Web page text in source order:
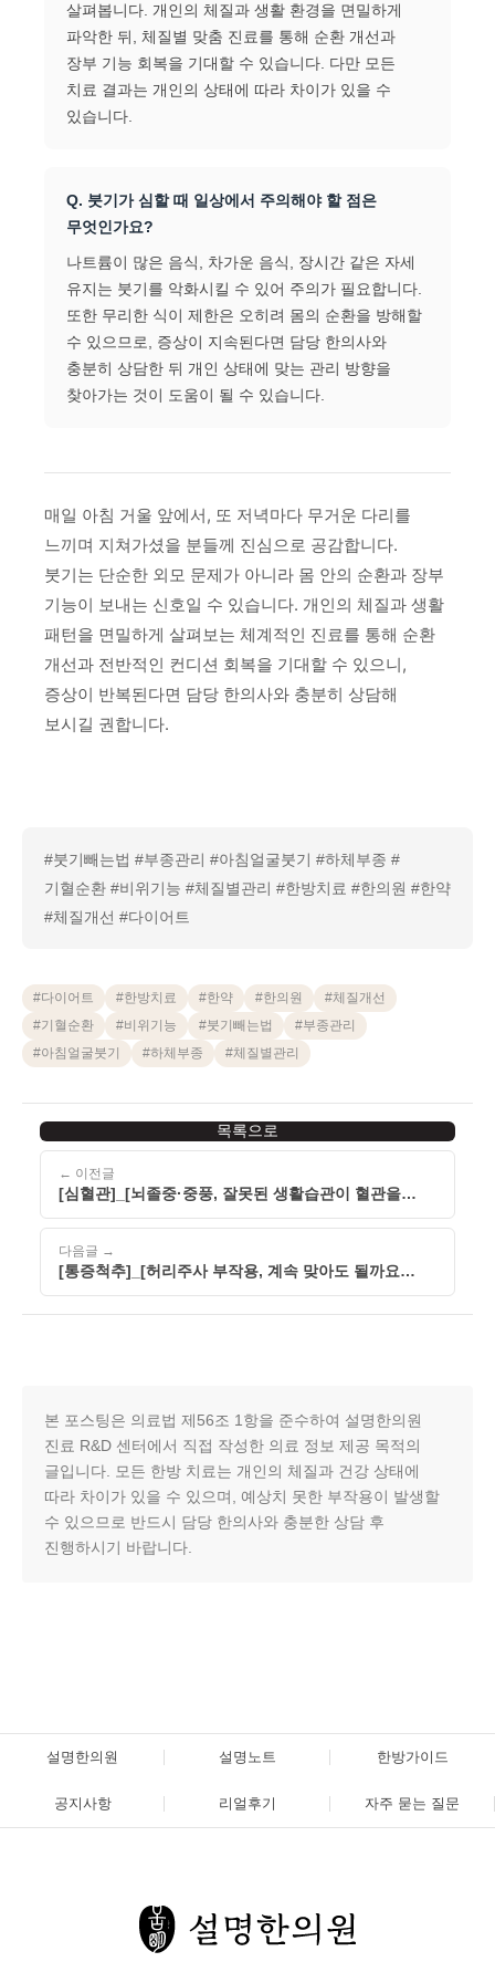
살펴봅니다. 개인의 체질과 생활 환경을 면밀하게
파악한 뒤, 체질별 맞춤 진료를 통해 순환 개선과
장부 기능 회복을 기대할 수 있습니다. 다만 모든
치료 결과는 개인의 상태에 따라 차이가 있을 수
있습니다.
Q. 붓기가 심할 때 일상에서 주의해야 할 점은
무엇인가요?
나트륨이 많은 음식, 차가운 음식, 장시간 같은 자세
유지는 붓기를 악화시킬 수 있어 주의가 필요합니다.
또한 무리한 식이 제한은 오히려 몸의 순환을 방해할
수 있으므로, 증상이 지속된다면 담당 한의사와
충분히 상담한 뒤 개인 상태에 맞는 관리 방향을
찾아가는 것이 도움이 될 수 있습니다.
매일 아침 거울 앞에서, 또 저녁마다 무거운 다리를
느끼며 지쳐가셨을 분들께 진심으로 공감합니다.
붓기는 단순한 외모 문제가 아니라 몸 안의 순환과 장부
기능이 보내는 신호일 수 있습니다. 개인의 체질과 생활
패턴을 면밀하게 살펴보는 체계적인 진료를 통해 순환
개선과 전반적인 컨디션 회복을 기대할 수 있으니,
증상이 반복된다면 담당 한의사와 충분히 상담해
보시길 권합니다.
#붓기빼는법 #부종관리 #아침얼굴붓기 #하체부종 #
기혈순환 #비위기능 #체질별관리 #한방치료 #한의원 #한약
#체질개선 #다이어트
#다이어트 #한방치료 #한약 #한의원 #체질개선
#기혈순환 #비위기능 #붓기빼는법 #부종관리
#아침얼굴붓기 #하체부종 #체질별관리
← 이전글
[심혈관]_[뇌졸중·중풍, 잘못된 생활습관이 혈관을
위협할 수 있습니다]_[260501]
목록으로
다음글 →
[통증척추]_[허리주사 부작용, 계속 맞아도 될까요
한의학적 접근으로 알아보는 통증 관리법]_[260501]
본 포스팅은 의료법 제56조 1항을 준수하여 설명한의원
진료 R&D 센터에서 직접 작성한 의료 정보 제공 목적의
글입니다. 모든 한방 치료는 개인의 체질과 건강 상태에
따라 차이가 있을 수 있으며, 예상치 못한 부작용이 발생할
수 있으므로 반드시 담당 한의사와 충분한 상담 후
진행하시기 바랍니다.
설명한의원 설명노트 한방가이드
공지사항 리얼후기 자주 묻는 질문